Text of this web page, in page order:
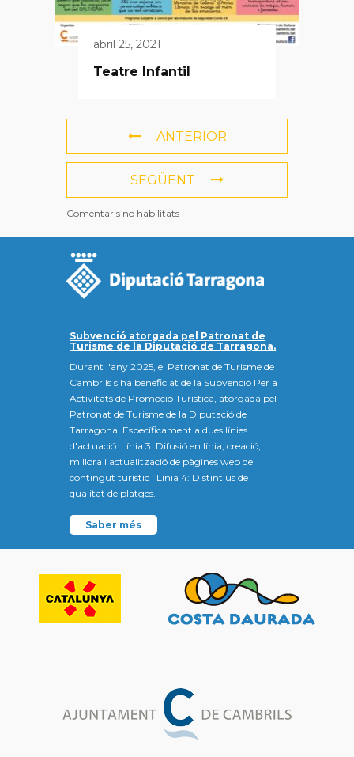
abril 25, 2021
Teatre Infantil
ANTERIOR
SEGÜENT
Comentaris no habilitats
Subvenció atorgada pel Patronat de
Turisme de la Diputació de Tarragona.
Durant l'any 2025, el Patronat de Turisme de
Cambrils s'ha beneficiat de la Subvenció Per a
Activitats de Promoció Turística, atorgada pel
Patronat de Turisme de la Diputació de
Tarragona. Específicament a dues línies
d'actuació: Línia 3: Difusió en línia, creació,
millora i actualització de pàgines web de
contingut turístic i Línia 4: Distintius de
qualitat de platges.
Saber més